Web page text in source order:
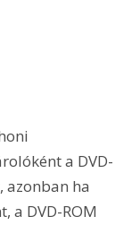
a DVD-
azonban ha
a DVD-ROM